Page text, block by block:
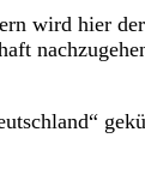
wird hier der